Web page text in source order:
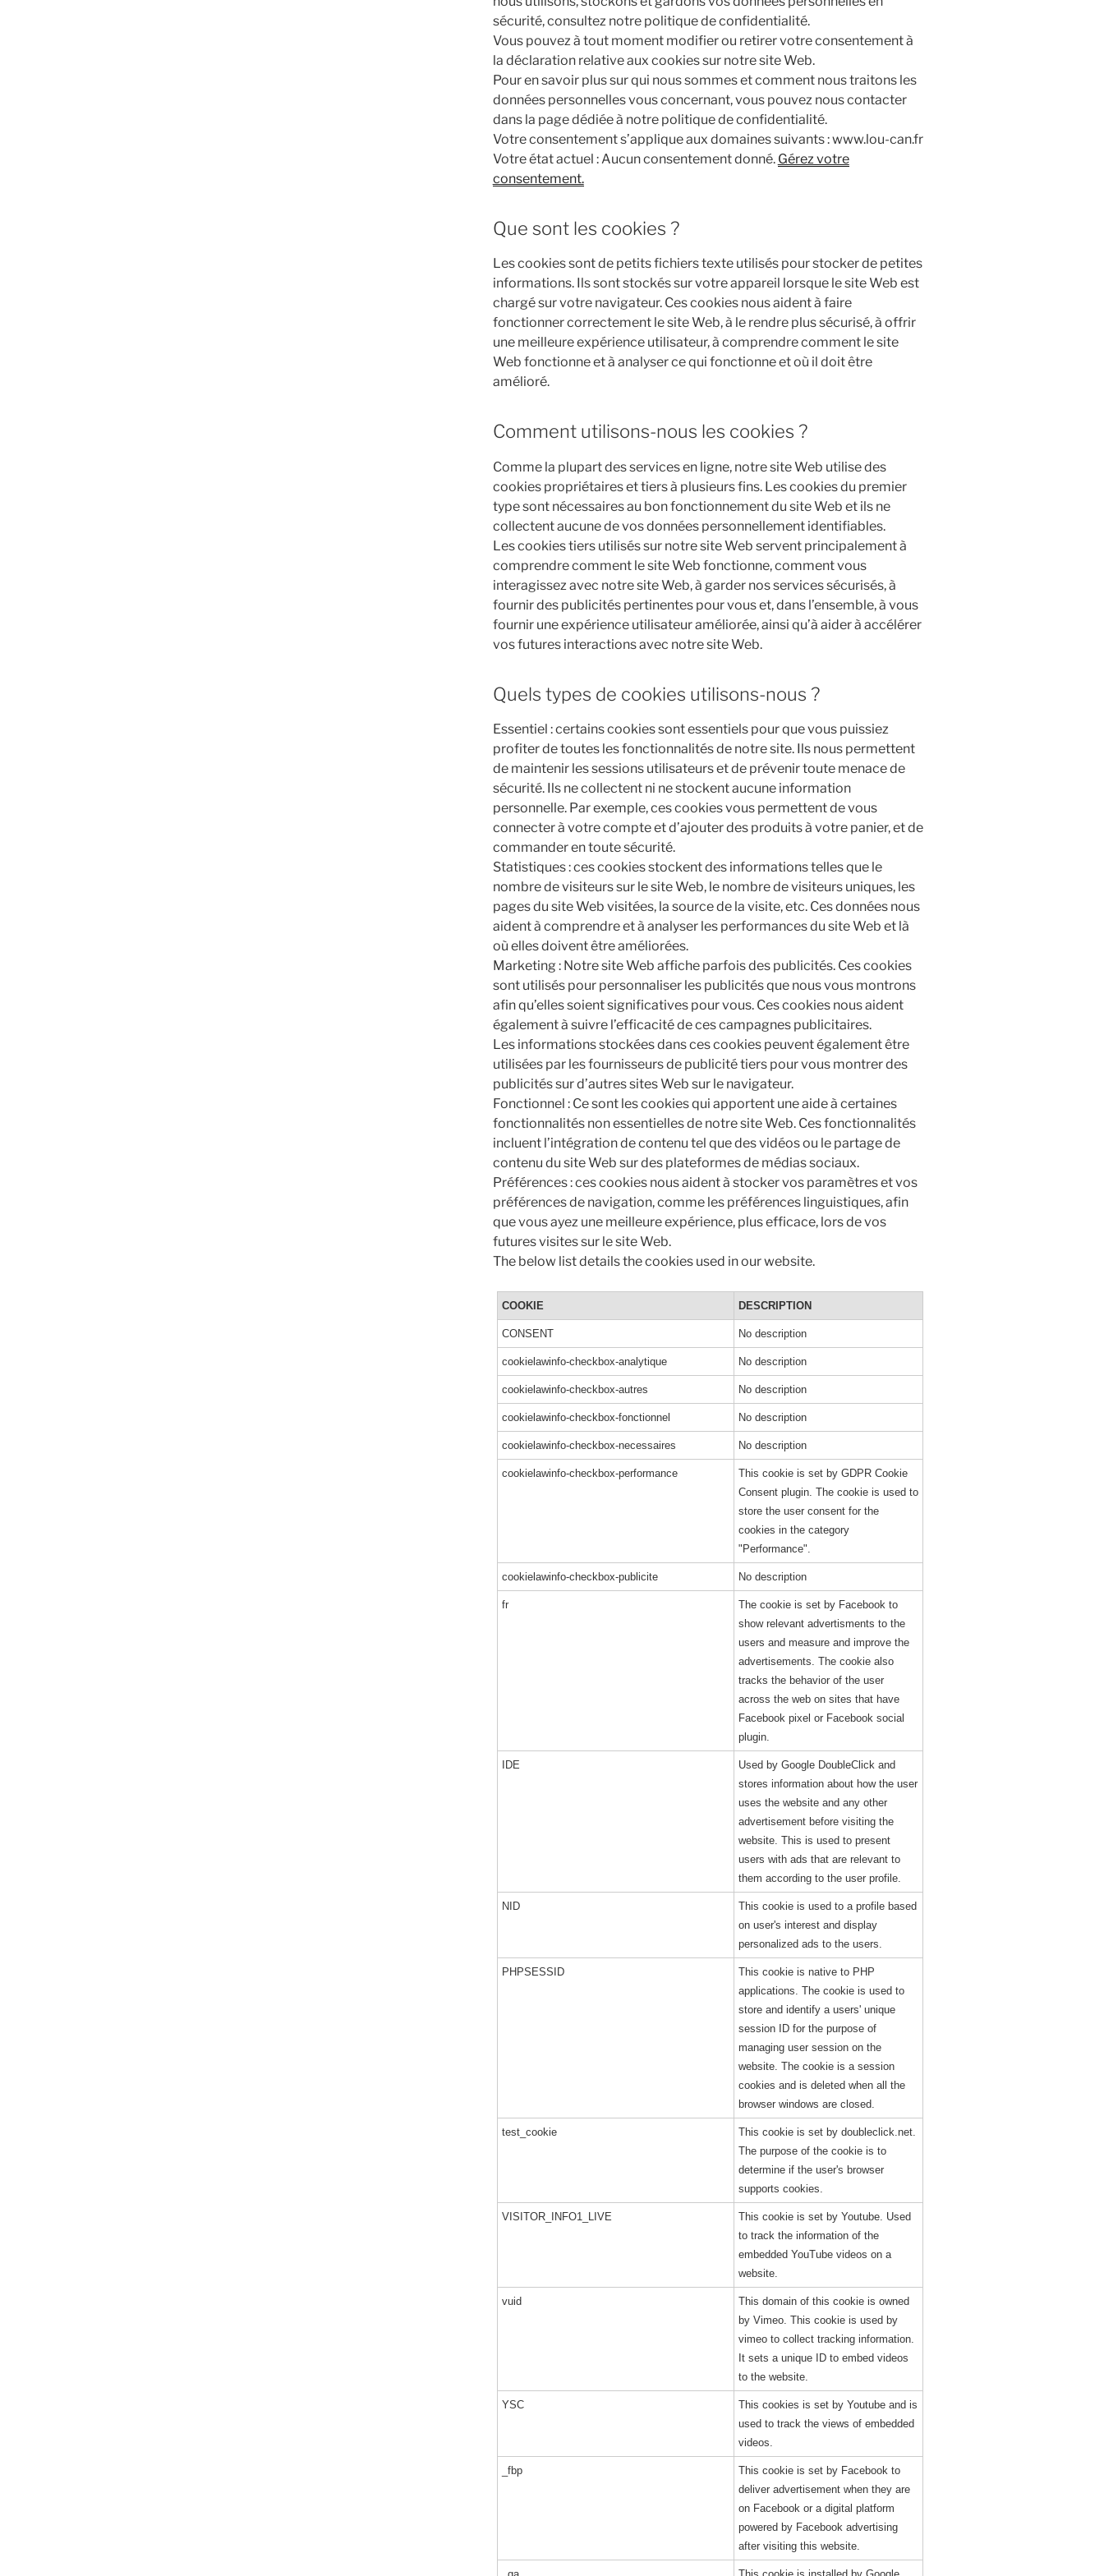
sécurité, consultez notre politique de confidentialité.
Vous pouvez à tout moment modifier ou retirer votre consentement à
la déclaration relative aux cookies sur notre site Web.
Pour en savoir plus sur qui nous sommes et comment nous traitons les
données personnelles vous concernant, vous pouvez nous contacter
dans la page dédiée à notre politique de confidentialité.
Votre consentement s’applique aux domaines suivants : www.lou-can.fr
Votre état actuel : Aucun consentement donné. Gérez votre
consentement.
Que sont les cookies ?
Les cookies sont de petits fichiers texte utilisés pour stocker de petites
informations. Ils sont stockés sur votre appareil lorsque le site Web est
chargé sur votre navigateur. Ces cookies nous aident à faire
fonctionner correctement le site Web, à le rendre plus sécurisé, à offrir
une meilleure expérience utilisateur, à comprendre comment le site
Web fonctionne et à analyser ce qui fonctionne et où il doit être
amélioré.
Comment utilisons-nous les cookies ?
Comme la plupart des services en ligne, notre site Web utilise des
cookies propriétaires et tiers à plusieurs fins. Les cookies du premier
type sont nécessaires au bon fonctionnement du site Web et ils ne
collectent aucune de vos données personnellement identifiables.
Les cookies tiers utilisés sur notre site Web servent principalement à
comprendre comment le site Web fonctionne, comment vous
interagissez avec notre site Web, à garder nos services sécurisés, à
fournir des publicités pertinentes pour vous et, dans l’ensemble, à vous
fournir une expérience utilisateur améliorée, ainsi qu’à aider à accélérer
vos futures interactions avec notre site Web.
Quels types de cookies utilisons-nous ?
Essentiel : certains cookies sont essentiels pour que vous puissiez
profiter de toutes les fonctionnalités de notre site. Ils nous permettent
de maintenir les sessions utilisateurs et de prévenir toute menace de
sécurité. Ils ne collectent ni ne stockent aucune information
personnelle. Par exemple, ces cookies vous permettent de vous
connecter à votre compte et d’ajouter des produits à votre panier, et de
commander en toute sécurité.
Statistiques : ces cookies stockent des informations telles que le
nombre de visiteurs sur le site Web, le nombre de visiteurs uniques, les
pages du site Web visitées, la source de la visite, etc. Ces données nous
aident à comprendre et à analyser les performances du site Web et là
où elles doivent être améliorées.
Marketing : Notre site Web affiche parfois des publicités. Ces cookies
sont utilisés pour personnaliser les publicités que nous vous montrons
afin qu’elles soient significatives pour vous. Ces cookies nous aident
également à suivre l’efficacité de ces campagnes publicitaires.
Les informations stockées dans ces cookies peuvent également être
utilisées par les fournisseurs de publicité tiers pour vous montrer des
publicités sur d’autres sites Web sur le navigateur.
Fonctionnel : Ce sont les cookies qui apportent une aide à certaines
fonctionnalités non essentielles de notre site Web. Ces fonctionnalités
incluent l’intégration de contenu tel que des vidéos ou le partage de
contenu du site Web sur des plateformes de médias sociaux.
Préférences : ces cookies nous aident à stocker vos paramètres et vos
préférences de navigation, comme les préférences linguistiques, afin
que vous ayez une meilleure expérience, plus efficace, lors de vos
futures visites sur le site Web.
The below list details the cookies used in our website.
COOKIE DESCRIPTION
CONSENT No description
cookielawinfo-checkbox-analytique No description
cookielawinfo-checkbox-autres No description
cookielawinfo-checkbox-fonctionnel No description
cookielawinfo-checkbox-necessaires No description
cookielawinfo-checkbox-performance
This cookie is set by GDPR Cookie
Consent plugin. The cookie is used to
store the user consent for the
cookies in the category
"Performance".
cookielawinfo-checkbox-publicite No description
fr
The cookie is set by Facebook to
show relevant advertisments to the
users and measure and improve the
advertisements. The cookie also
tracks the behavior of the user
across the web on sites that have
Facebook pixel or Facebook social
plugin.
IDE
Used by Google DoubleClick and
stores information about how the user
uses the website and any other
advertisement before visiting the
website. This is used to present
users with ads that are relevant to
them according to the user profile.
NID
This cookie is used to a profile based
on user's interest and display
personalized ads to the users.
PHPSESSID
This cookie is native to PHP
applications. The cookie is used to
store and identify a users' unique
session ID for the purpose of
managing user session on the
website. The cookie is a session
cookies and is deleted when all the
browser windows are closed.
test_cookie
This cookie is set by doubleclick.net.
The purpose of the cookie is to
determine if the user's browser
supports cookies.
VISITOR_INFO1_LIVE
This cookie is set by Youtube. Used
to track the information of the
embedded YouTube videos on a
website.
vuid
This domain of this cookie is owned
by Vimeo. This cookie is used by
vimeo to collect tracking information.
It sets a unique ID to embed videos
to the website.
YSC
This cookies is set by Youtube and is
used to track the views of embedded
videos.
_fbp
This cookie is set by Facebook to
deliver advertisement when they are
on Facebook or a digital platform
powered by Facebook advertising
after visiting this website.